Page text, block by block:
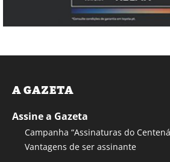
A GAZETA
Assine a Gazeta
Campanha “Assinaturas do
Vantagens de ser assinante